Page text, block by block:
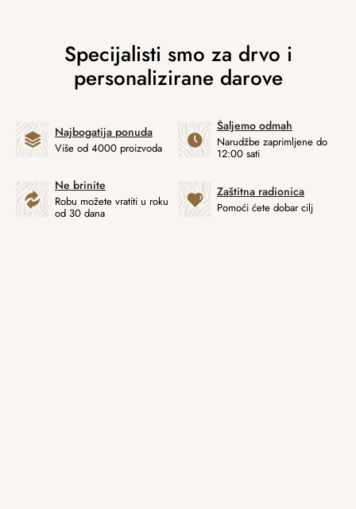
Najbogatija ponuda
Više od 4000 proizvoda
Šaljemo odmah
Narudžbe zaprimljene do
12:00 sati
Ne brinite
Robu možete vratiti u roku
od 30 dana
Zaštitna radionica
Pomoći ćete dobar cilj